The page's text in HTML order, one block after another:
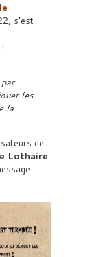
s’est
!
les
la
de
Lothaire